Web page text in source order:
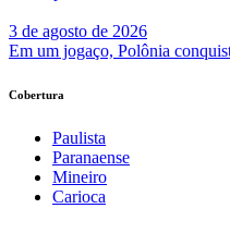
3 de agosto de 2026
Em um jogaço, Polônia
Cobertura
Paulista
Paranaense
Mineiro
Carioca